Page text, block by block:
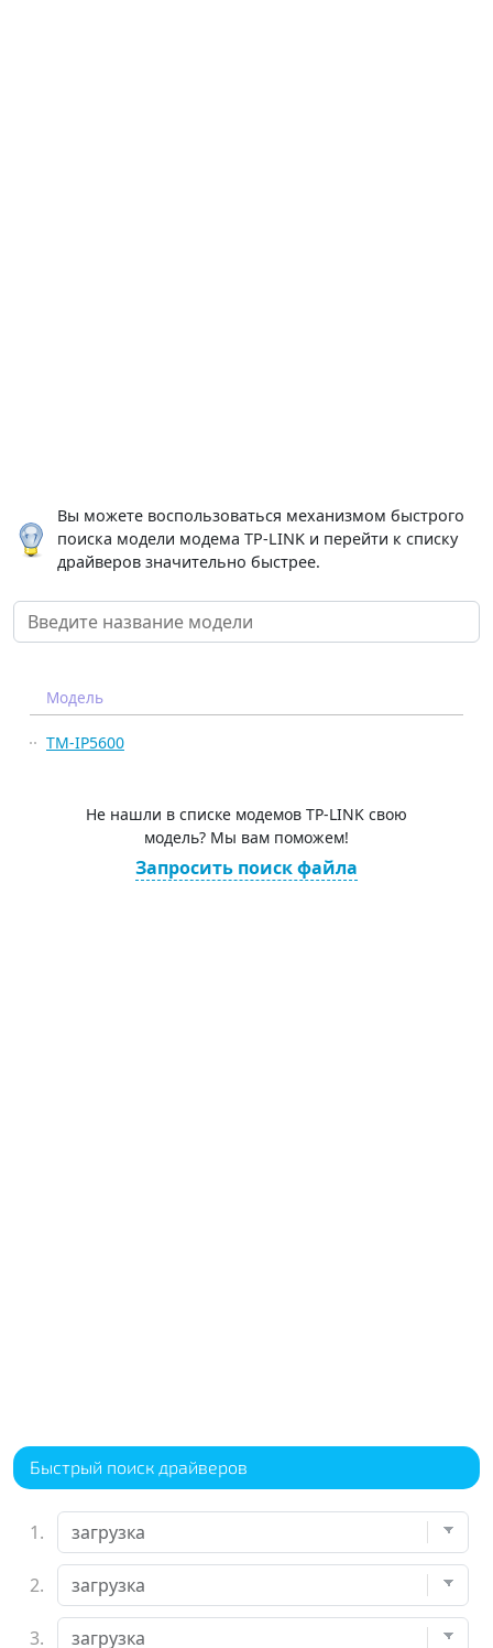
Вы можете воспользоваться механизмом быстрого
поиска модели модема TP-LINK и перейти к списку
драйверов значительно быстрее.
Модель
TM-IP5600
Не нашли в списке модемов TP-LINK свою
модель? Мы вам поможем!
Запросить поиск файла
Быстрый поиск драйверов
1.
2.
3.